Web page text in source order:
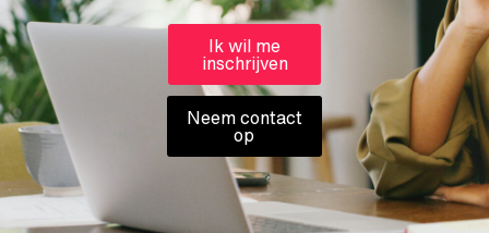
Ik wil me
inschrijven
Neem contact
op